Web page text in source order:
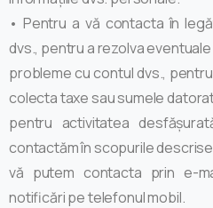
• Pentru a vă contacta în
dvs., pentru a rezolva eventuale
probleme cu contul dvs.,
colecta taxe sau sumele
pentru activitatea
contactăm în scopurile descrise
vă putem contacta prin e-
notificări pe telefonul mobil.